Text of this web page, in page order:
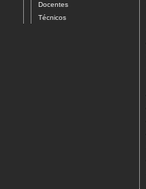
Docentes
Técnicos